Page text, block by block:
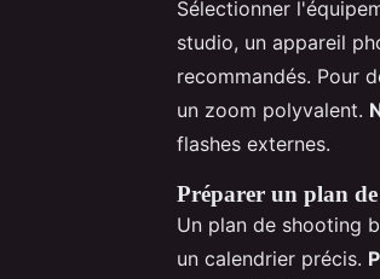
Sélectionner
studio, un appareil
recommandés. Pour
un zoom polyvalent.
flashes externes.
Préparer un plan
Un plan de shooting
un calendrier précis.